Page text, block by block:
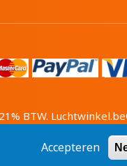
BTW.
Accepteren